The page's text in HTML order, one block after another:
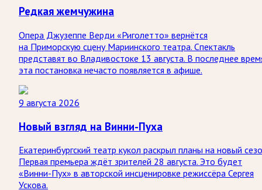
Редкая жемчужина
Опера Джузеппе Верди «Риголетто» вернётся
на Приморскую сцену Мариинского театра. Спектакль
представят во Владивостоке 13 августа. В последнее
эта постановка нечасто появляется в афише.
9 августа 2026
Новый взгляд на Винни-Пуха
Екатеринбургский театр кукол раскрыл планы на новый
Первая премьера ждёт зрителей 28 августа. Это будет
«Винни-Пух» в авторской инсценировке режиссёра Сергея
Ускова.